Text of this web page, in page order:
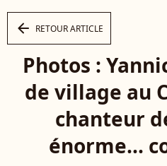
arrow_left RETOUR ARTICLE
Photos :
de village au
chanteur
énorme...